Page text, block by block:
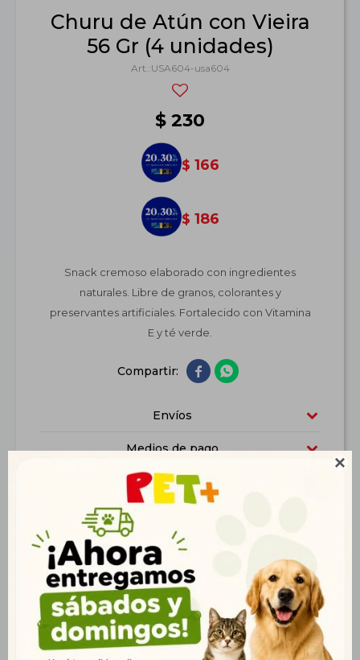

Churu de Atún con Vieira
56 Gr (4 unidades)
USA604-usa604
$ 230
$ 166
$ 186
Snack cremoso elaborado con ingredientes
naturales. Libre de granos, colorantes y
preservantes artificiales. Fortalecido con Vitamina
E y té verde.
 
Envíos
Medios de pago
Características
Productos que te pueden interesar